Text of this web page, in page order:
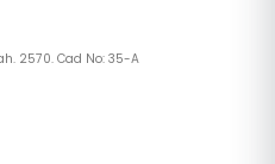
2570. Cad No: 35-A